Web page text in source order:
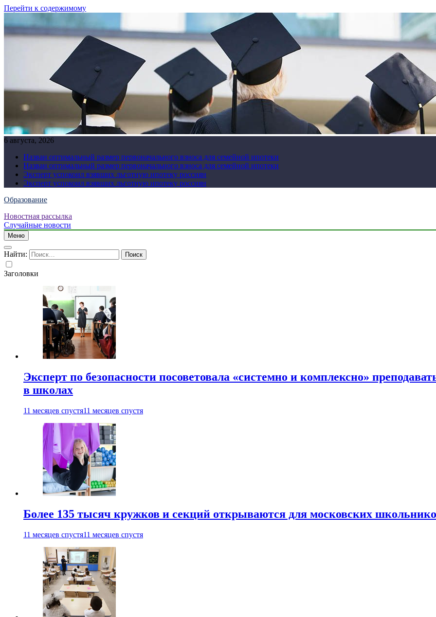
Перейти к содержимому
6 августа, 2026
Назван оптимальный размер первоначального взноса для семейной ипотеки
Назван оптимальный размер первоначального взноса для семейной ипотеки
Эксперт успокоил взявших льготную ипотеку россиян
Эксперт успокоил взявших льготную ипотеку россиян
Образование
Новостная рассылка
Случайные новости
Меню
Найти:
Заголовки
Эксперт по безопасности посоветовала «системно и комплексно»
в школах
11 месяцев спустя11 месяцев спустя
Более 135 тысяч кружков и секций открываются для московских
11 месяцев спустя11 месяцев спустя